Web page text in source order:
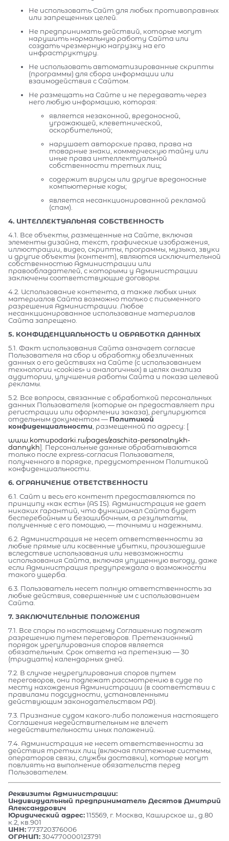
Не использовать Сайт для любых противоправных
или запрещенных целей.
Не предпринимать действий, которые могут
нарушить нормальную работу Сайта или
создать чрезмерную нагрузку на его
инфраструктуру.
Не использовать автоматизированные скрипты
(программы) для сбора информации или
взаимодействия с Сайтом.
Не размещать на Сайте и не передавать через
него любую информацию, которая:
является незаконной, вредоносной,
угрожающей, клеветнической,
оскорбительной;
нарушает авторские права, права на
товарные знаки, коммерческую тайну или
иные права интеллектуальной
собственности третьих лиц;
содержит вирусы или другие вредоносные
компьютерные коды;
является несанкционированной рекламой
(спам).
4. ИНТЕЛЛЕКТУАЛЬНАЯ СОБСТВЕННОСТЬ
4.1. Все объекты, размещенные на Сайте, включая
элементы дизайна, текст, графические изображения,
иллюстрации, видео, скрипты, программы, музыка, звуки
и другие объекты (контент), являются исключительной
собственностью Администрации или
правообладателей, с которыми у Администрации
заключены соответствующие договоры.
4.2. Использование контента, а также любых иных
материалов Сайта возможно только с письменного
разрешения Администрации. Любое
несанкционированное использование материалов
Сайта запрещено.
5. КОНФИДЕНЦИАЛЬНОСТЬ И ОБРАБОТКА ДАННЫХ
5.1. Факт использования Сайта означает согласие
Пользователя на сбор и обработку обезличенных
данных о его действиях на Сайте (с использованием
технологии «cookies» и аналогичных) в целях анализа
аудитории, улучшения работы Сайта и показа целевой
рекламы.
5.2. Все вопросы, связанные с обработкой персональных
данных Пользователя (которые он предоставляет при
регистрации или оформлении заказа), регулируются
отдельным документом — Политикой
конфиденциальности , размещенной по адресу: [
www.komupodarki.ru/pages/zaschita-personalnykh-
dannykh]. Персональные данные обрабатываются
только после express-согласия Пользователя,
полученного в порядке, предусмотренном Политикой
конфиденциальности.
6. ОГРАНИЧЕНИЕ ОТВЕТСТВЕННОСТИ
6.1. Сайт и весь его контент предоставляются по
принципу «как есть» (AS IS). Администрация не дает
никаких гарантий, что функционал Сайта будет
бесперебойным и безошибочным, а результаты,
полученные с его помощью, — точными и надежными.
6.2. Администрация не несет ответственности за
любые прямые или косвенные убытки, произошедшие
вследствие использования или невозможности
использования Сайта, включая упущенную выгоду, даже
если Администрация предупреждала о возможности
такого ущерба.
6.3. Пользователь несет полную ответственность за
любые действия, совершенные им с использованием
Сайта.
7. ЗАКЛЮЧИТЕЛЬНЫЕ ПОЛОЖЕНИЯ
7.1. Все споры по настоящему Соглашению подлежат
разрешению путем переговоров. Претензионный
порядок урегулирования споров является
обязательным. Срок ответа на претензию — 30
(тридцать) календарных дней.
7.2. В случае неурегулирования споров путем
переговоров, они подлежат рассмотрению в суде по
месту нахождения Администрации (в соответствии с
правилами подсудности, установленными
действующим законодательством РФ).
7.3. Признание судом какого-либо положения настоящего
Соглашения недействительным не влечет
недействительности иных положений.
7.4. Администрация не несет ответственности за
действия третьих лиц (включая платежные системы,
операторов связи, службы доставки), которые могут
повлиять на выполнение обязательств перед
Пользователем.
Реквизиты Администрации:
Индивидуальный предприниматель Десятов Дмитрий
Александрович
Юридический адрес:115569, г. Москва, Каширское ш., д.80
к.2, кв.901
ИНН:773720376006
ОГРНИП:304770000123791